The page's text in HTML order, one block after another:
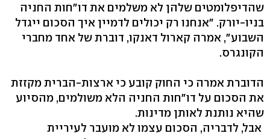
שהדיפלומטים שלהן לא משלמים את דו"חות החניה
בניו-יורק. "אנחנו רק יכולים לדמיין איך הסכום ייגדל
השבוע", אמרה קארול דאנקו, דוברת של אחד מחברי
הקונגרס.
הדוברת אמרה כי החוק קובע כי ארצות-הברית מקזזת
את הסכום על דו"חות החניה הלא משולמים, מהסיוע
שהיא נותנת לאותן מדינות.
אבל, לדבריה, הסכום עצמו לא מועבר לעיריית